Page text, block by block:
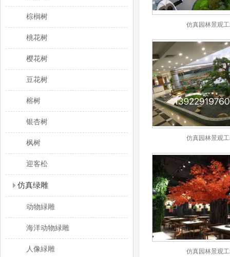
棕榈树
桃花树
樱花树
豆花树
榕树
银杏树
枫树
迎客松
仿真绿雕
动物緑雕
海洋动物緑雕
人像緑雕
仿真园林景观
仿真园林景观
仿真园林景观